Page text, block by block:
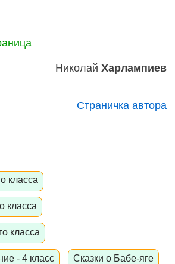
Николай Харлампиев
Страничка автора
класса
класса
класса
- 4 класс Сказки о Бабе-яге